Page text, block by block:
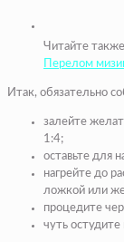
Читайте
Перелом
Итак, обязательно
залейте
1:4;
оставьте для
нагрейте до
ложкой или
процедите
чуть остудите